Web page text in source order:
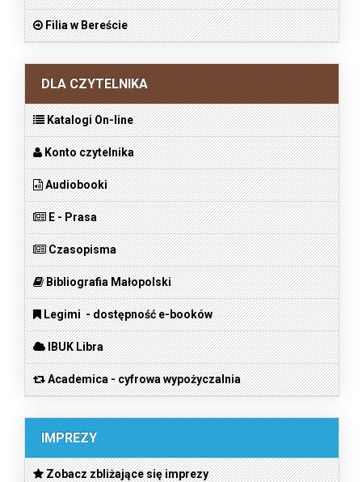
Filia w Bereście
DLA CZYTELNIKA
Katalogi On-line
Konto czytelnika
Audiobooki
E - Prasa
Czasopisma
Bibliografia Małopolski
Legimi - dostępność e-booków
IBUK Libra
Academica - cyfrowa wypożyczalnia
IMPREZY
Zobacz zbliżające się imprezy